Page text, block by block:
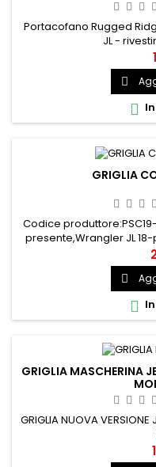
Portacofano Rugged
JL -


GRIGLIA
Codice
presente,Wrangler JL


GRIGLIA MASCHERINA
GRIGLIA NUOVA